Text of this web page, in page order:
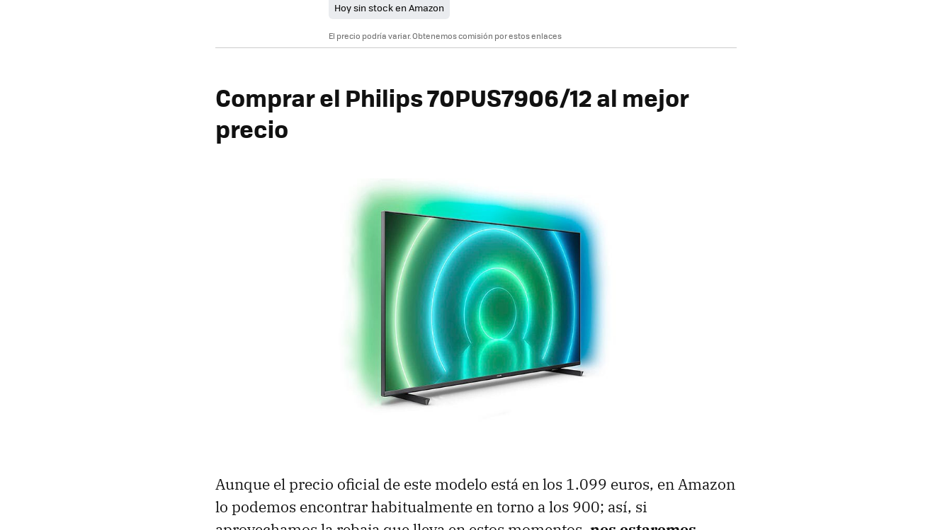
Hoy sin stock en Amazon
El precio podría variar. Obtenemos comisión por estos enlaces
Comprar el Philips 70PUS7906/12 al mejor
precio
Aunque el precio oficial de este modelo está en los 1.099 euros, en Amazon
lo podemos encontrar habitualmente en torno a los 900; así, si